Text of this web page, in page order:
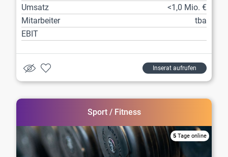
Umsatz
<1,0 Mio. €
Mitarbeiter
tba
EBIT
Inserat aufrufen
Sport / Fitness
5 Tage online